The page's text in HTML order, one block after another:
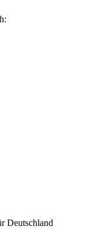
Deutschland